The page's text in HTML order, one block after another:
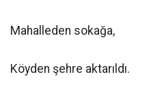
Mahalleden sokağa,
Köyden şehre aktarıldı.